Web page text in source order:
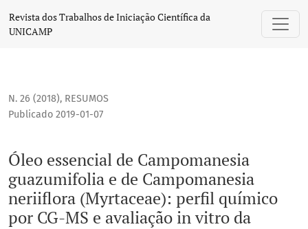
Óleo essencial de Campomanesia guazumifolia e de
Revista dos Trabalhos de Iniciação Científica da
UNICAMP
N. 26 (2018), RESUMOS
Óleo essencial de Campomanesia
guazumifolia e de Campomanesia
neriiflora (Myrtaceae): perfil químico
por CG-MS e avaliação in vitro da
Publicado 2019-01-07